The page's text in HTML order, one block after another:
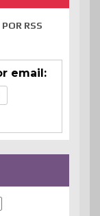
RSS
email: